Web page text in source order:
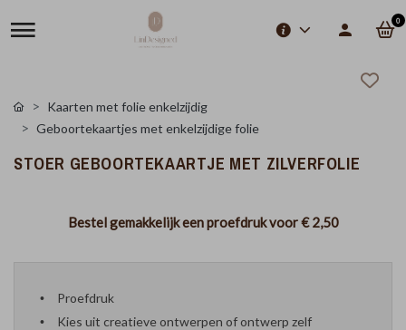
0
Kaarten met folie enkelzijdig
Geboortekaartjes met enkelzijdige folie
STOER GEBOORTEKAARTJE MET ZILVERFOLIE
Bestel gemakkelijk een proefdruk voor€ 2,50
Proefdruk
Kies uit creatieve ontwerpen of ontwerp zelf